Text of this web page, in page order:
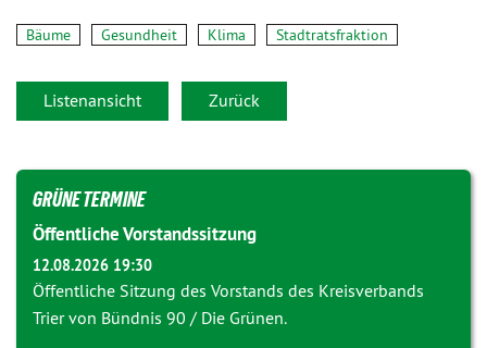
Bäume Gesundheit Klima Stadtratsfraktion
Listenansicht Zurück
GRÜNE TERMINE
Öffentliche Vorstandssitzung
12.08.2026 19:30
Öffentliche Sitzung des Vorstands des Kreisverbands
Trier von Bündnis 90 / Die Grünen.